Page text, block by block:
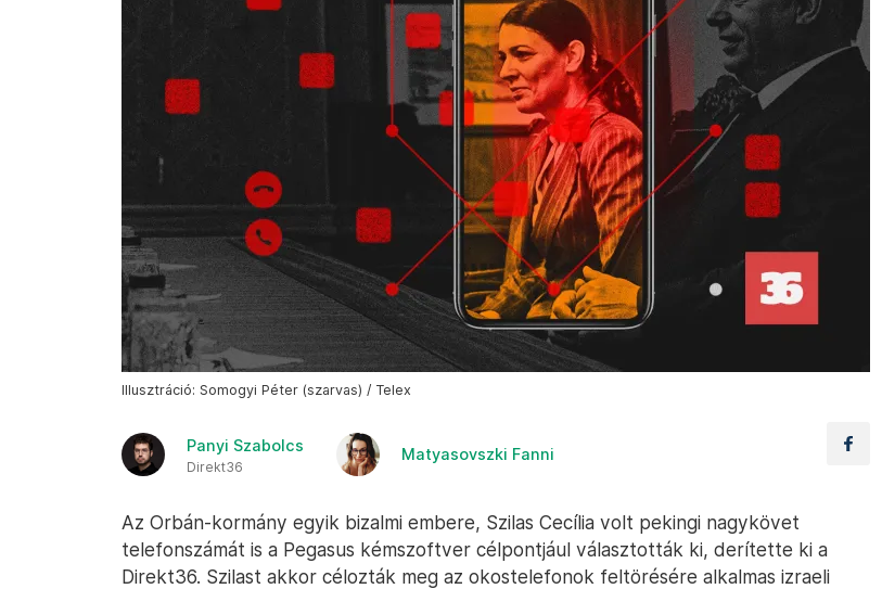
Illusztráció: Somogyi Péter (szarvas) / Telex
Panyi Szabolcs
Direkt36
Matyasovszki Fanni
Az Orbán-kormány egyik bizalmi embere, Szilas Cecília volt pekingi nagykövet
telefonszámát is a Pegasus kémszoftver célpontjául választották ki, derítette ki a
Direkt36. Szilast akkor célozták meg az okostelefonok feltörésére alkalmas izraeli